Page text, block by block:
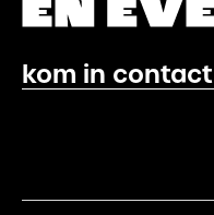
kom in contact